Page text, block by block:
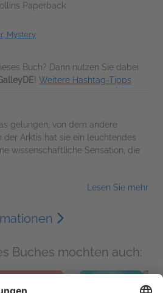
Paperback
Mystery
Buch? Dann nutzen Sie dabei
! Weitere Hashtag-Tipps
gelungen, von dem andere
der Arktis hat sie ein leuchtendes
wissenschaftliche Sensation, die
Lesen Sie mehr
Buches mochten auch: